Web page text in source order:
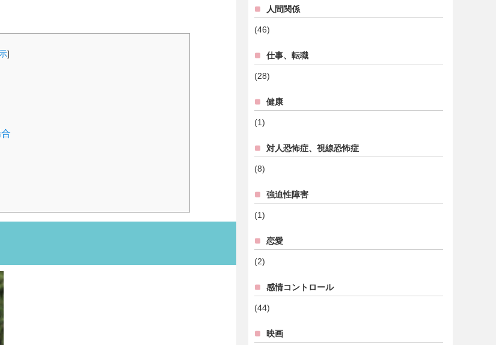
]
人間関係
(46)
仕事、転職
(28)
健康
(1)
対人恐怖症、視線恐怖症
(8)
強迫性障害
(1)
恋愛
(2)
感情コントロール
(44)
映画